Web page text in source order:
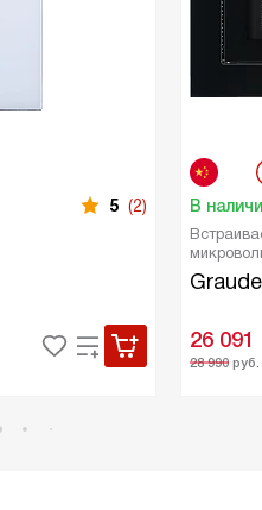
5 (2) В
26 091
28 990руб.